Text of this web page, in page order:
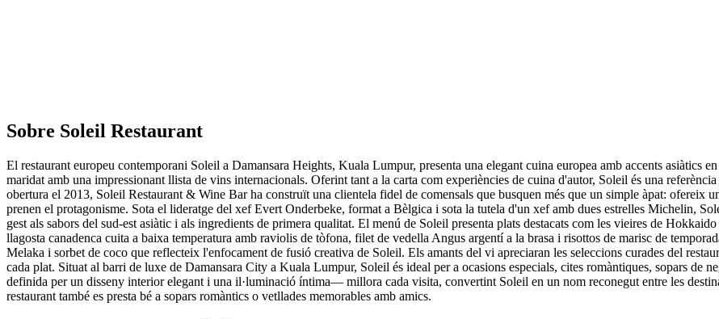
Sobre Soleil Restaurant
El restaurant europeu contemporani Soleil a Damansara Heights, Kuala Lumpur, presenta una elegant cuina europea amb accents asiàtics
maridat amb una impressionant llista de vins internacionals. Oferint tant a la carta com experiències de cuina d'autor, Soleil és una
obertura el 2013, Soleil Restaurant & Wine Bar ha construït una clientela fidel de comensals que busquen més que un simple àpat: ofereix
prenen el protagonisme. Sota el lideratge del xef Evert Onderbeke, format a Bèlgica i sota la tutela d'un xef amb dues estrelles Michelin,
gest als sabors del sud-est asiàtic i als ingredients de primera qualitat. El menú de Soleil presenta plats destacats com les vieires de
llagosta canadenca cuita a baixa temperatura amb raviolis de tòfona, filet de vedella Angus argentí a la brasa i risottos de marisc de
Melaka i sorbet de coco que reflecteix l'enfocament de fusió creativa de Soleil. Els amants del vi apreciaran les seleccions curades del
cada plat. Situat al barri de luxe de Damansara City a Kuala Lumpur, Soleil és ideal per a ocasions especials, cites romàntiques, sopars de
definida per un disseny interior elegant i una il·luminació íntima— millora cada visita, convertint Soleil en un nom reconegut entre les
restaurant també es presta bé a sopars romàntics o vetllades memorables amb amics.